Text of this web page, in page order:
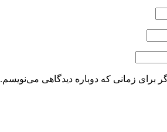
برای زمانی که دوباره دیدگاهی می‌نویسم.